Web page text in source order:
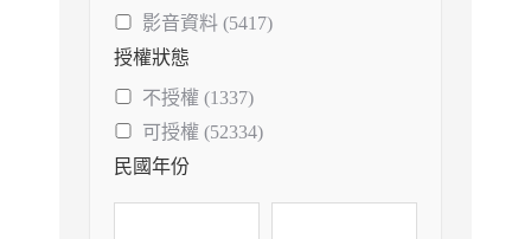
影音資料 (5417)
授權狀態
不授權 (1337)
可授權 (52334)
民國年份